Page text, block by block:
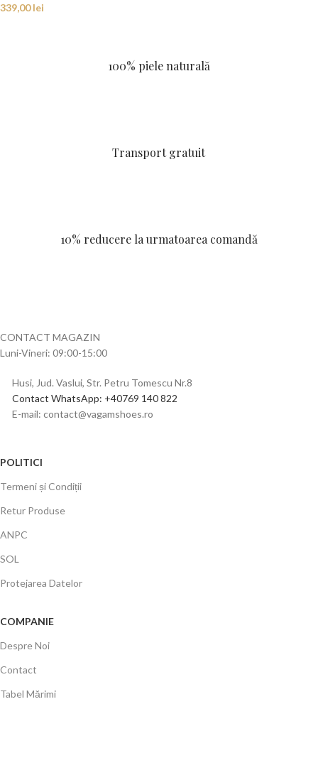
339,00lei
100% piele naturală
Transport gratuit
10% reducere la urmatoarea comandă
CONTACT MAGAZIN
Luni-Vineri: 09:00-15:00
Husi, Jud. Vaslui, Str. Petru Tomescu Nr.8
Contact WhatsApp: +40769 140 822
E-mail: contact@vagamshoes.ro
POLITICI
Termeni și Condiții
Retur Produse
ANPC
SOL
Protejarea Datelor
COMPANIE
Despre Noi
Contact
Tabel Mărimi